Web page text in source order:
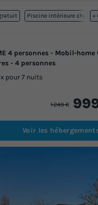
Piscine intérieure +
4 personnes - Mobil-home
- 4 personnes
pour 7 nuits
1 249 €
Voir les